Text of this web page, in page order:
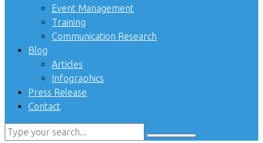
Event Management
Training
Communication Research
Blog
Articles
Infographics
Press Release
Contact